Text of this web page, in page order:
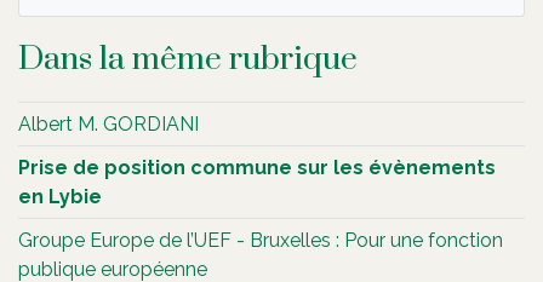
Dans la même rubrique
Albert M. GORDIANI
Prise de position commune sur les évènements
en Lybie
Groupe Europe de l’UEF - Bruxelles : Pour une fonction
publique européenne